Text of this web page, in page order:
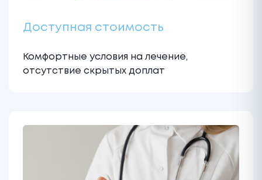
Доступная стоимость
Комфортные условия на лечение,
отсутствие скрытых доплат